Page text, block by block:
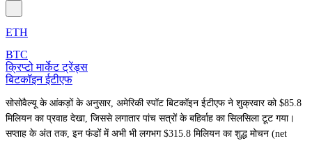
ETH
BTC
क्रिप्टो मार्केट ट्रेंड्स
बिटकॉइन ईटीएफ
सोसोवैल्यू के आंकड़ों के अनुसार, अमेरिकी स्पॉट बिटकॉइन ईटीएफ ने शुक्रवार को $85.8
मिलियन का प्रवाह देखा, जिससे लगातार पांच सत्रों के बहिर्वाह का सिलसिला टूट गया।
सप्ताह के अंत तक, इन फंडों में अभी भी लगभग $315.8 मिलियन का शुद्ध मोचन (net